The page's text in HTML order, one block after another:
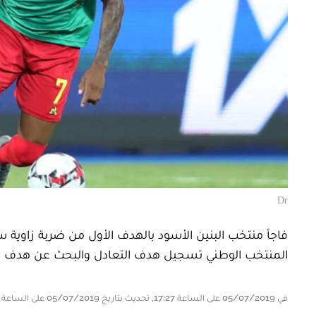
Dr
فاجأ منتخب البنين الأسود بالهدف الأول من ضربة زاوية
المنتخب الوطني تسجيل هدف التعادل والبحث عن هدف
في 05/07/2019 على الساعة 17:27, تحديث بتاريخ 05/07/2019 على الساعة 18:10